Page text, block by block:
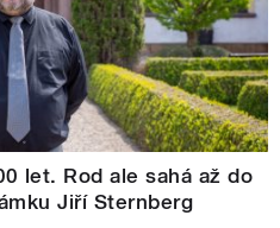
let. Rod ale sahá až do
Jiří Sternberg